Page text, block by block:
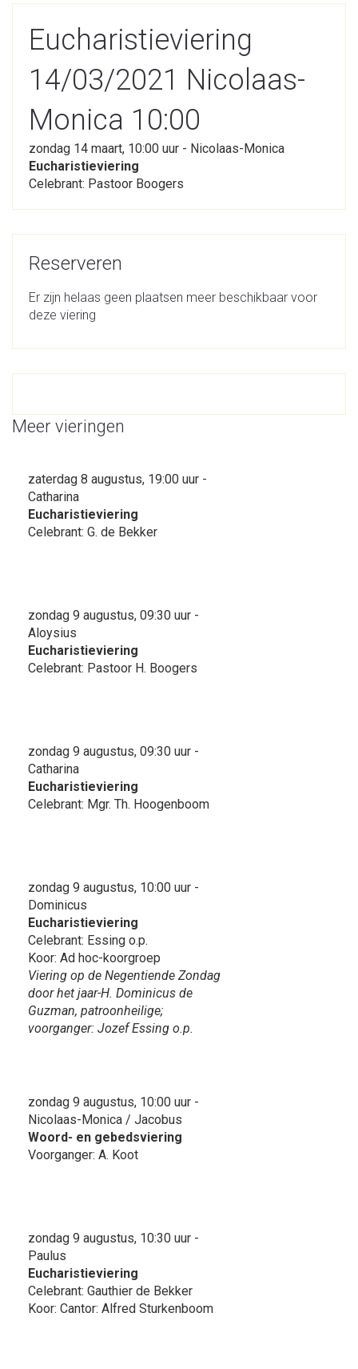
Eucharistieviering
14/03/2021 Nicolaas-
Monica 10:00
zondag 14 maart, 10:00 uur - Nicolaas-Monica
Eucharistieviering
Celebrant: Pastoor Boogers
Reserveren
Er zijn helaas geen plaatsen meer beschikbaar voor
deze viering
Meer vieringen
zaterdag 8 augustus, 19:00 uur -
Catharina
Eucharistieviering
Celebrant: G. de Bekker
zondag 9 augustus, 09:30 uur -
Aloysius
Eucharistieviering
Celebrant: Pastoor H. Boogers
zondag 9 augustus, 09:30 uur -
Catharina
Eucharistieviering
Celebrant: Mgr. Th. Hoogenboom
zondag 9 augustus, 10:00 uur -
Dominicus
Eucharistieviering
Celebrant: Essing o.p.
Koor: Ad hoc-koorgroep
Viering op de Negentiende Zondag
door het jaar-H. Dominicus de
Guzman, patroonheilige;
voorganger: Jozef Essing o.p.
zondag 9 augustus, 10:00 uur -
Nicolaas-Monica / Jacobus
Woord- en gebedsviering
Voorganger: A. Koot
zondag 9 augustus, 10:30 uur -
Paulus
Eucharistieviering
Celebrant: Gauthier de Bekker
Koor: Cantor: Alfred Sturkenboom